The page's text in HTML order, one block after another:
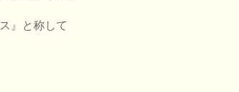
』と称して